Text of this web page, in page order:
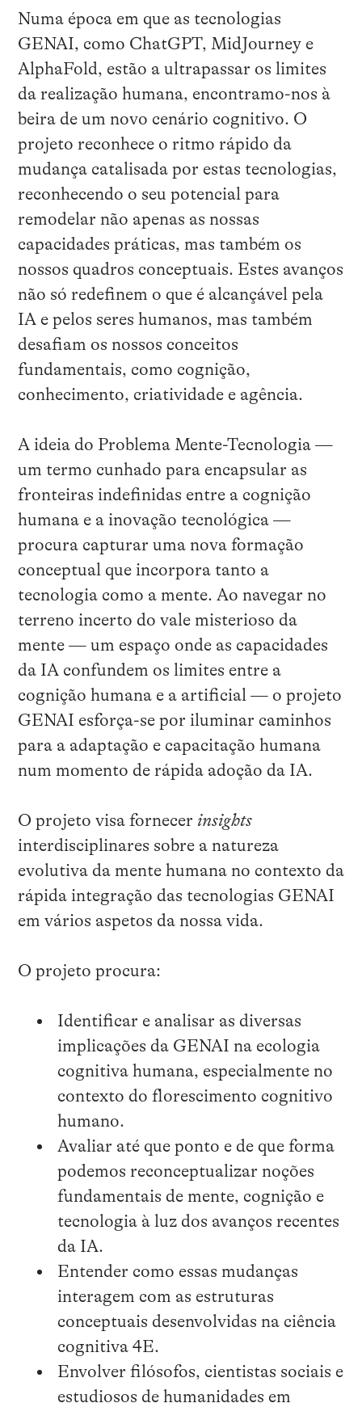
Numa época em que as tecnologias
GENAI, como ChatGPT, MidJourney e
AlphaFold, estão a ultrapassar os limites
da realização humana, encontramo-nos à
beira de um novo cenário cognitivo. O
projeto reconhece o ritmo rápido da
mudança catalisada por estas tecnologias,
reconhecendo o seu potencial para
remodelar não apenas as nossas
capacidades práticas, mas também os
nossos quadros conceptuais. Estes avanços
não só redefinem o que é alcançável pela
IA e pelos seres humanos, mas também
desafiam os nossos conceitos
fundamentais, como cognição,
conhecimento, criatividade e agência.
A ideia do Problema Mente-Tecnologia —
um termo cunhado para encapsular as
fronteiras indefinidas entre a cognição
humana e a inovação tecnológica —
procura capturar uma nova formação
conceptual que incorpora tanto a
tecnologia como a mente. Ao navegar no
terreno incerto do vale misterioso da
mente — um espaço onde as capacidades
da IA confundem os limites entre a
cognição humana e a artificial — o projeto
GENAI esforça-se por iluminar caminhos
para a adaptação e capacitação humana
num momento de rápida adoção da IA.
O projeto visa fornecer insights
interdisciplinares sobre a natureza
evolutiva da mente humana no contexto da
rápida integração das tecnologias GENAI
em vários aspetos da nossa vida.
O projeto procura:
Identificar e analisar as diversas
implicações da GENAI na ecologia
cognitiva humana, especialmente no
contexto do florescimento cognitivo
humano.
Avaliar até que ponto e de que forma
podemos reconceptualizar noções
fundamentais de mente, cognição e
tecnologia à luz dos avanços recentes
da IA.
Entender como essas mudanças
interagem com as estruturas
conceptuais desenvolvidas na ciência
cognitiva 4E.
Envolver filósofos, cientistas sociais e
estudiosos de humanidades em